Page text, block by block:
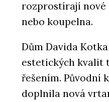
rozprostírají nové
nebo koupelna.
Dům Davida
estetických kvalit
řešením. Původní
doplnila nová